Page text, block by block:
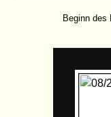
Beginn des